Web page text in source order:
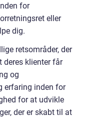
for
eller
dig.
retsområder, der
deres klienter får
og
erfaring inden for
for at udvikle
der er skabt til at